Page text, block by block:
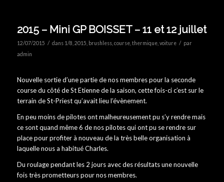
2015 – Mini GP BOISSET – 11 et 12 juillet
12/07/2015 / dans 1/8 2015 brushless, course, thermique, voiture / par
admin
Nouvelle sortie d’une partie de nos membres pour la seconde
course du côté de St Etienne de la saison, cette fois-ci c’est sur le
terrain de St-Priest qu’avait lieu l’évènement.
En peu moins de pilotes ont malheureusement pu s’y rendre mais
ce sont quand même 6 de nos pilotes qui ont pu se rendre sur
place pour profiter à nouveau de la très belle organisation à
laquelle nous a habitué Charles.
Du roulage pendant les 2 jours avec des résultats une nouvelle
fois très prometteurs pour nos membres.